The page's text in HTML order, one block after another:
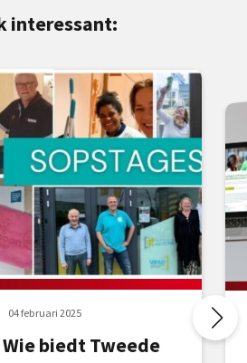
interessant:
04 februari 2025
biedt Tweede